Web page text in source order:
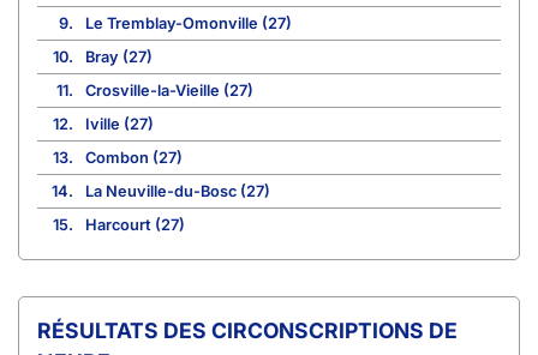
9.
Le Tremblay-Omonville (27)
10.
Bray (27)
11.
Crosville-la-Vieille (27)
12.
Iville (27)
13.
Combon (27)
14.
La Neuville-du-Bosc (27)
15.
Harcourt (27)
CIRCONSCRIPTIONS DE